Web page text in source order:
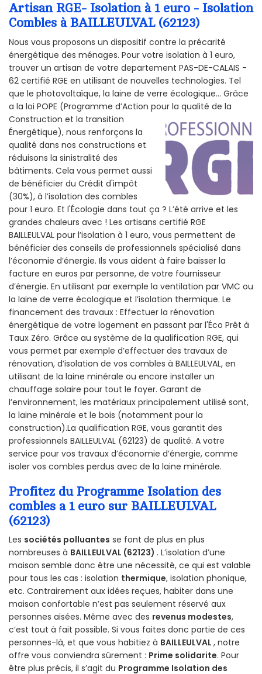
Artisan RGE- Isolation à 1 euro - Isolation
Combles à BAILLEULVAL (62123)
Nous vous proposons un dispositif contre la précarité
énergétique des ménages. Pour votre isolation à 1 euro,
trouver un artisan de votre departement PAS-DE-CALAIS -
62 certifié RGE en utilisant de nouvelles technologies. Tel
que le photovoltaïque, la laine de verre écologique... Grâce
a la loi POPE (Programme d’Action pour la qualité de la
Construction et la transition
Énergétique), nous renforçons la
qualité dans nos constructions et
réduisons la sinistralité des
bâtiments. Cela vous permet aussi
de bénéficier du Crédit d'impôt
(30%), à l’isolation des combles
pour 1 euro. Et l'Écologie dans tout ça ? L’été arrive et les
grandes chaleurs avec ! Les artisans certifié RGE
BAILLEULVAL pour l’isolation à 1 euro, vous permettent de
bénéficier des conseils de professionnels spécialisé dans
l’économie d’énergie. Ils vous aident à faire baisser la
facture en euros par personne, de votre fournisseur
d’énergie. En utilisant par exemple la ventilation par VMC ou
la laine de verre écologique et l’isolation thermique. Le
financement des travaux : Effectuer la rénovation
énergétique de votre logement en passant par l'Éco Prêt à
Taux Zéro. Grâce au système de la qualification RGE, qui
vous permet par exemple d’effectuer des travaux de
rénovation, d’isolation de vos combles à BAILLEULVAL, en
utilisant de la laine minérale ou encore installer un
chauffage solaire pour tout le foyer. Garant de
l’environnement, les matériaux principalement utilisé sont,
la laine minérale et le bois (notamment pour la
construction).La qualification RGE, vous garantit des
professionnels BAILLEULVAL (62123) de qualité. A votre
service pour vos travaux d’économie d’énergie, comme
isoler vos combles perdus avec de la laine minérale.
Profitez du Programme Isolation des
combles a 1 euro sur BAILLEULVAL
(62123)
Les sociétés polluantes se font de plus en plus
nombreuses à BAILLEULVAL (62123) . L’isolation d’une
maison semble donc être une nécessité, ce qui est valable
pour tous les cas : isolation thermique, isolation phonique,
etc. Contrairement aux idées reçues, habiter dans une
maison confortable n’est pas seulement réservé aux
personnes aisées. Même avec des revenus modestes,
c’est tout à fait possible. Si vous faites donc partie de ces
personnes-là, et que vous habitiez à BAILLEULVAL , notre
offre vous conviendra sûrement : Prime solidarite. Pour
être plus précis, il s’agit du Programme Isolation des